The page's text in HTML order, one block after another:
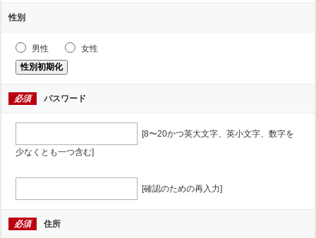
性別
男性
女性
性別初期化
必須 パスワード
[8〜20かつ英大文字、英小文字、数字を
少なくとも一つ含む]
[確認のための再入力]
必須 住所